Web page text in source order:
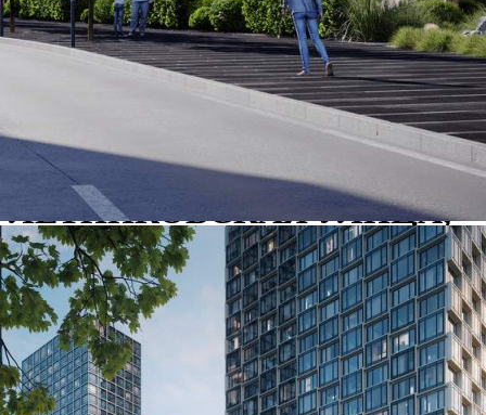
121966 - Г. МОСКВА,
ЛЕТНИКОВСКАЯ УЛИЦА,
Д.11/10СТР22
Москва / Московская обл
Получить контакты
Посмотреть на карте
Помещение площадью 144,4 кв. м. в комплексе небоскребов
HIGH LIFE. В шаговой доступности от м. Павелецкая и
Садового кольца. Отдельный вход. Витринное остекление 4,5
м. На проекте действует рассрочка. Ежемесячные или